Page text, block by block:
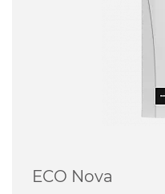
ECO Nova